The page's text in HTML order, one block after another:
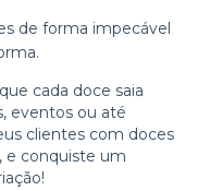
de forma impecável
cada doce saia
eventos ou até
clientes com doces
e conquiste um